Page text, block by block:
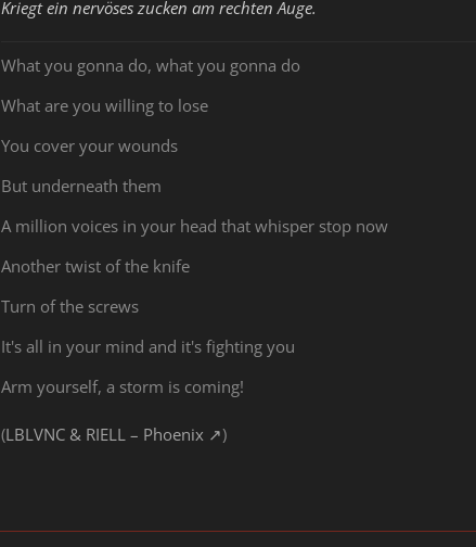
Kriegt ein nervöses zucken am rechten Auge.
What you gonna do, what you gonna do
What are you willing to lose
You cover your wounds
But underneath them
A million voices in your head that whisper stop now
Another twist of the knife
Turn of the screws
It's all in your mind and it's fighting you
Arm yourself, a storm is coming!
(LBLVNC & RIELL – Phoenix )